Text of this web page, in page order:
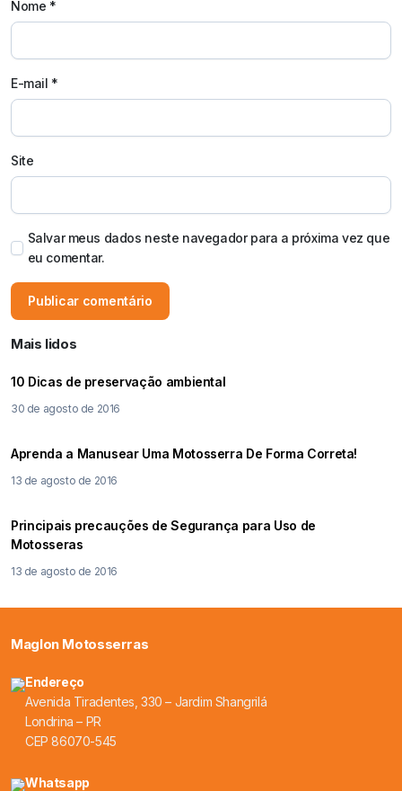
Nome *
E-mail *
Site
Salvar meus dados neste navegador para a próxima vez que
eu comentar.
Mais lidos
10 Dicas de preservação ambiental
30 de agosto de 2016
Aprenda a Manusear Uma Motosserra De Forma Correta!
13 de agosto de 2016
Principais precauções de Segurança para Uso de
Motosseras
13 de agosto de 2016
Maglon Motosserras
Endereço
Avenida Tiradentes, 330 – Jardim Shangrilá
Londrina – PR
CEP 86070-545
Whatsapp